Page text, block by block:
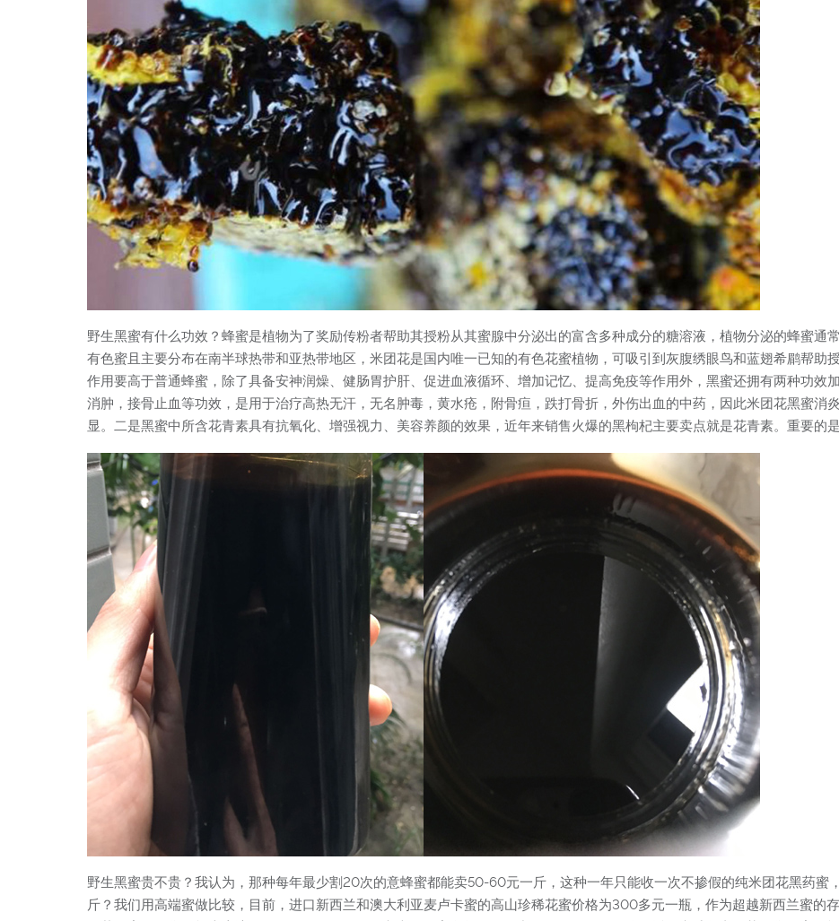
野生黑蜜有什么功效？蜂蜜是植物为了奖励传粉者帮助其授粉从其蜜腺中分泌出的富含多种成分的糖溶液，植物分泌的蜂蜜通
有色蜜且主要分布在南半球热带和亚热带地区，米团花是国内唯一已知的有色花蜜植物，可吸引到灰腹绣眼鸟和蓝翅希鹛帮助
作用要高于普通蜂蜜，除了具备安神润燥、健肠胃护肝、促进血液循环、增加记忆、提高免疫等作用外，黑蜜还拥有两种功效
消肿，接骨止血等功效，是用于治疗高热无汗，无名肿毒，黄水疮，附骨疸，跌打骨折，外伤出血的中药，因此米团花黑蜜消
显。二是黑蜜中所含花青素具有抗氧化、增强视力、美容养颜的效果，近年来销售火爆的黑枸杞主要卖点就是花青素。重要的
野生黑蜜贵不贵？我认为，那种每年最少割20次的意蜂蜜都能卖50-60元一斤，这种一年只能收一次不掺假的纯米团花黑药蜜
斤？我们用高端蜜做比较，目前，进口新西兰和澳大利亚麦卢卡蜜的高山珍稀花蜜价格为300多元一瓶，作为超越新西兰蜜的